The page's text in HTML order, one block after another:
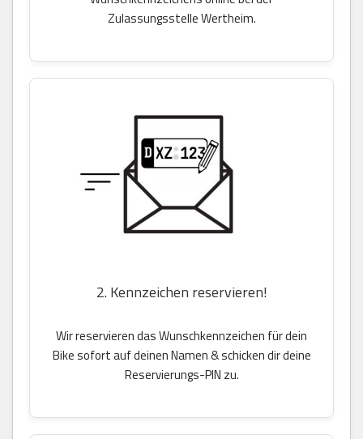
Zulassungsstelle Wertheim.
2. Kennzeichen reservieren!
Wir reservieren das Wunschkennzeichen für dein
Bike sofort auf deinen Namen & schicken dir deine
Reservierungs-PIN zu.